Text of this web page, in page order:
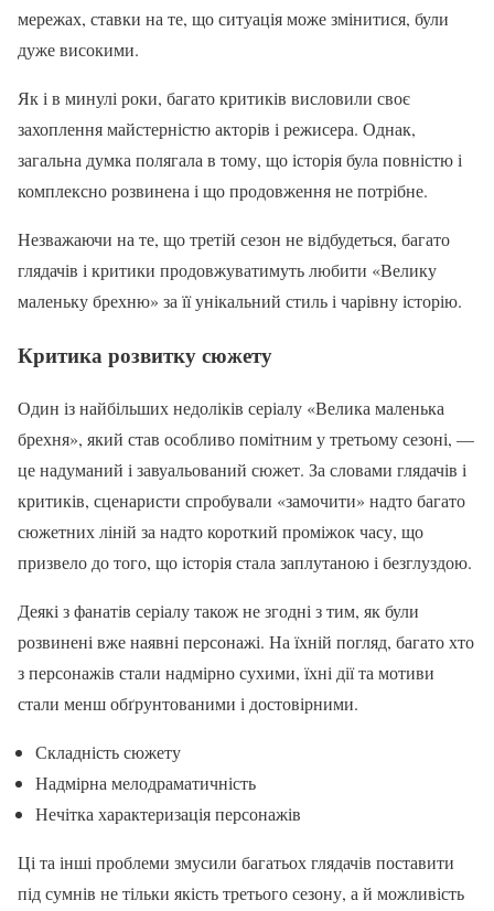
мережах, ставки на те, що ситуація може змінитися, були
дуже високими.
Як і в минулі роки, багато критиків висловили своє
захоплення майстерністю акторів і режисера. Однак,
загальна думка полягала в тому, що історія була повністю і
комплексно розвинена і що продовження не потрібне.
Незважаючи на те, що третій сезон не відбудеться, багато
глядачів і критики продовжуватимуть любити «Велику
маленьку брехню» за її унікальний стиль і чарівну історію.
Критика розвитку сюжету
Один із найбільших недоліків серіалу «Велика маленька
брехня», який став особливо помітним у третьому сезоні, —
це надуманий і завуальований сюжет. За словами глядачів і
критиків, сценаристи спробували «замочити» надто багато
сюжетних ліній за надто короткий проміжок часу, що
призвело до того, що історія стала заплутаною і безглуздою.
Деякі з фанатів серіалу також не згодні з тим, як були
розвинені вже наявні персонажі. На їхній погляд, багато хто
з персонажів стали надмірно сухими, їхні дії та мотиви
стали менш обґрунтованими і достовірними.
Складність сюжету
Надмірна мелодраматичність
Нечітка характеризація персонажів
Ці та інші проблеми змусили багатьох глядачів поставити
під сумнів не тільки якість третього сезону, а й можливість